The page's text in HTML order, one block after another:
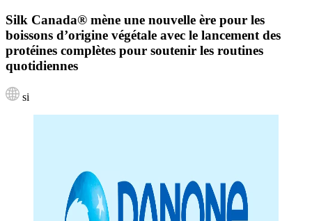
Silk Canada® mène une nouvelle ère pour les
boissons d’origine végétale avec le lancement des
protéines complètes pour soutenir les routines
quotidiennes
si